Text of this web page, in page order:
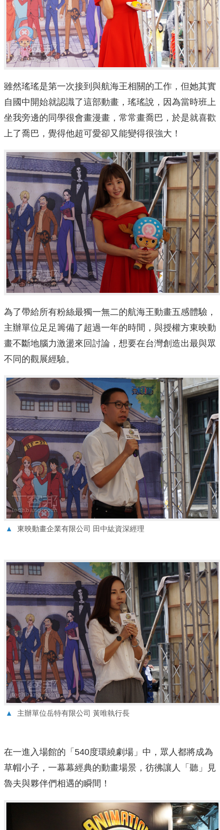
雖然瑤瑤是第一次接到與航海王相關的工作，但她其實
自國中開始就認識了這部動畫，瑤瑤說，因為當時班上
坐我旁邊的同學很會畫漫畫，常常畫喬巴，於是就喜歡
上了喬巴，覺得他超可愛卻又能變得很強大！
為了帶給所有粉絲最獨一無二的航海王動畫五感體驗，
主辦單位足足籌備了超過一年的時間，與授權方東映動
畫不斷地腦力激盪來回討論，想要在台灣創造出最與眾
不同的觀展經驗。
▲ 東映動畫企業有限公司 田中紘資深經理
▲ 主辦單位岳特有限公司 黃唯執行長
在一進入場館的「540度環繞劇場」中，眾人都將成為
草帽小子，一幕幕經典的動畫場景，彷彿讓人「聽」見
魯夫與夥伴們相遇的瞬間！